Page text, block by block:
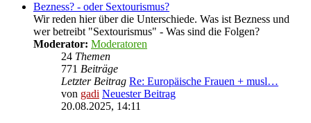
Bezness? - oder Sextourismus?
Wir reden hier über die Unterschiede. Was ist Bezness und
wer betreibt "Sextourismus" - Was sind die Folgen?
Moderator: Moderatoren
24 Themen
771 Beiträge
Letzter Beitrag Re: Europäische Frauen + musl…
von gadi Neuester Beitrag
20.08.2025, 14:11